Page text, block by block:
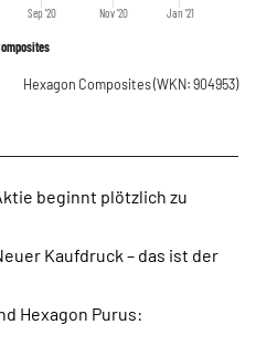
Sep '20 Nov '20 Jan '21
Hexagon Composites(WKN: 904953)
beginnt plötzlich zu
Kaufdruck – das ist der
Hexagon Purus: